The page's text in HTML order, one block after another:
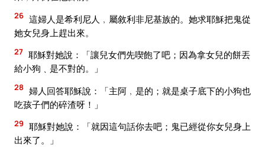
26 這婦人是希利尼人﹐屬敘利非尼基族的。她求耶穌把鬼從
她女兒身上趕出來。
27 耶穌對她說：「讓兒女們先喫飽了吧；因為拿女兒的餅丟
給小狗﹑是不對的。」
28 婦人回答耶穌說：「主阿﹐是的；就是桌子底下的小狗也
吃孩子們的碎渣呀！」
29 耶穌對她說：「就因這句話你去吧；鬼已經從你女兒身上
出來了。」